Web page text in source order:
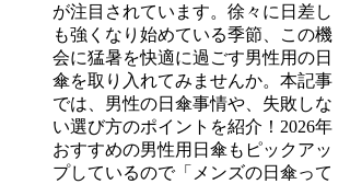
が注目されています。徐々に日差し
も強くなり始めている季節、この機
会に猛暑を快適に過ごす男性用の日
傘を取り入れてみませんか。本記事
では、男性の日傘事情や、失敗しな
い選び方のポイントを紹介！2026年
おすすめの男性用日傘もピックアッ
プしているので「メンズの日傘って